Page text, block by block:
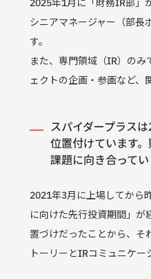
2025年1月に「財務IR部」
シニアマネージャー（部長
す。
また、専門領域（IR）のみ
ェクトの企画・参画など、
スパイダープラス
位置付けています
課題に向き合ってい
2021年3月に上場してから
に向けた先行投資期間」が
置づけだったことから、そ
トーリーとIRコミュニケー